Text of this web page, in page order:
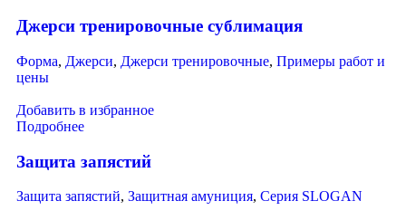
Джерси тренировочные сублимация
Форма, Джерси, Джерси тренировочные, Примеры работ и
цены
Добавить в избранное
Подробнее
Защита запястий
Защита запястий, Защитная амуниция, Серия SLOGAN